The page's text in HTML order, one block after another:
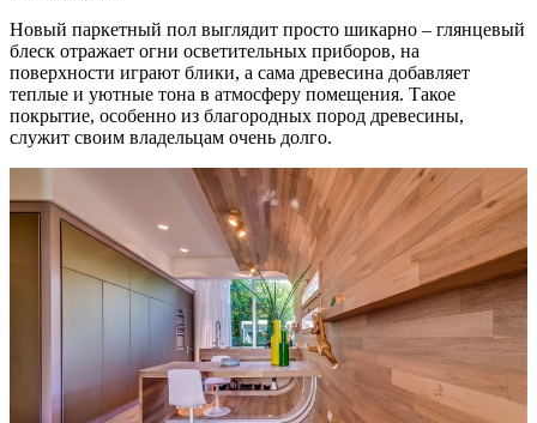
Новый паркетный пол выглядит просто шикарно – глянцевый
блеск отражает огни осветительных приборов, на
поверхности играют блики, а сама древесина добавляет
теплые и уютные тона в атмосферу помещения. Такое
покрытие, особенно из благородных пород древесины,
служит своим владельцам очень долго.